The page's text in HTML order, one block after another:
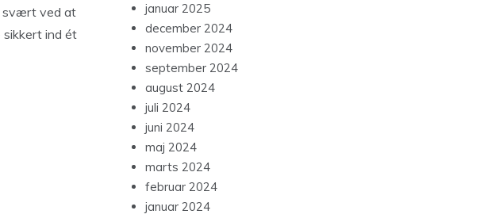
svært ved at
sikkert ind ét
januar 2025
december 2024
november 2024
september 2024
august 2024
juli 2024
juni 2024
maj 2024
marts 2024
februar 2024
januar 2024